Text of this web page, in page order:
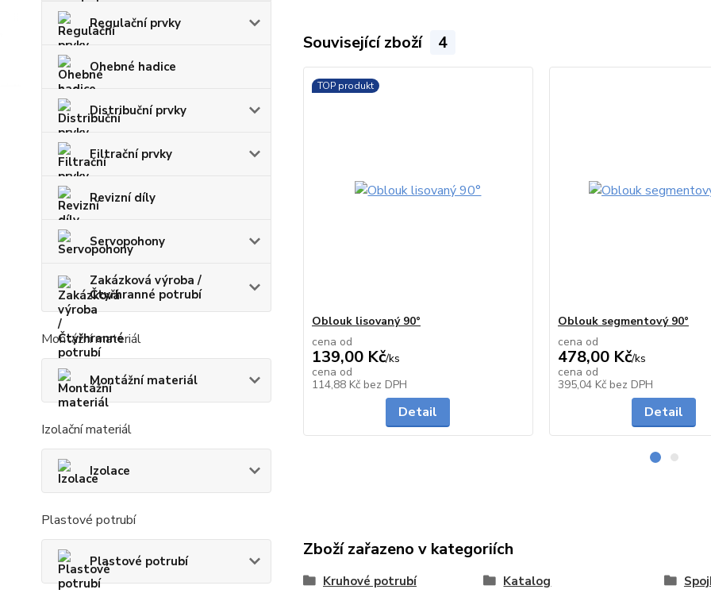
Regulační prvky
Ohebné hadice
Distribuční prvky
Filtrační prvky
Revizní díly
Servopohony
Zakázková výroba /
Čtyřhranné potrubí
Montážní materiál
Montážní materiál
Izolační materiál
Izolace
Plastové potrubí
Plastové potrubí
Související zboží 4
TOP produkt
Oblouk lisovaný 90°
cena od
139,00 Kč/ks
cena od
114,88 Kč bez DPH
Detail
Oblouk segmentový 90°
cena od
478,00 Kč/ks
cena od
395,04 Kč bez DPH
Detail
Zboží zařazeno v kategoriích
Kruhové potrubí Katalog